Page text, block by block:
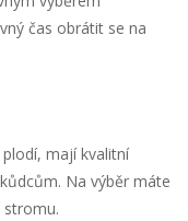
čas obrátit se na
mají kvalitní
Na výběr máte